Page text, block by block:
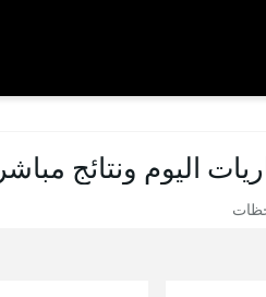
اليوم ونتائج